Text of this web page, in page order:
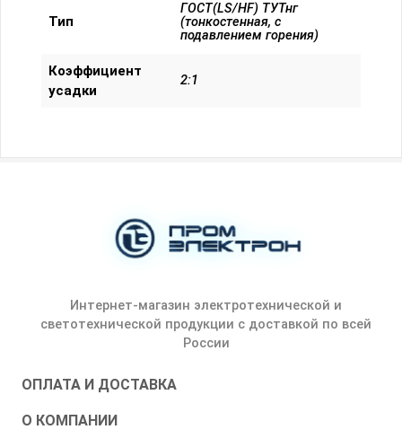
Тип
ГОСТ(LS/HF) ТУТнг
(тонкостенная, с
подавлением горения)
Коэффициент
усадки
2:1
Интернет-магазин электротехнической и
светотехнической продукции с доставкой по всей
России
ОПЛАТА И ДОСТАВКА
О КОМПАНИИ